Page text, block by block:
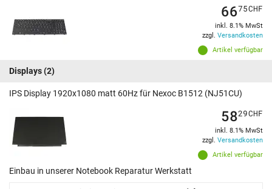
Artikel verfügbar
6675CHF
inkl. 8.1% MwSt
zzgl. Versandkosten
Displays(2)
IPS Display 1920x1080 matt 60Hz für Nexoc B1512 (NJ51CU)
Artikel verfügbar
5829CHF
inkl. 8.1% MwSt
zzgl. Versandkosten
Einbau in unserer Notebook Reparatur Werkstatt